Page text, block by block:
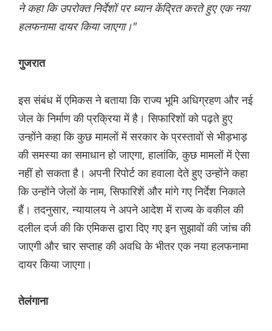
ने कहा कि उपरोक्त निर्देशों पर ध्यान केंद्रित करते हुए एक नया
हलफनामा दायर किया जाएगा।"
गुजरात
इस संबंध में एमिकस ने बताया कि राज्य भूमि अधिग्रहण और नई
जेल के निर्माण की प्रक्रिया में है। सिफारिशों को पढ़ते हुए
उन्होंने कहा कि कुछ मामलों में सरकार के प्रस्तावों से भीड़भाड़
की समस्या का समाधान हो जाएगा, हालांकि, कुछ मामलों में ऐसा
नहीं हो सकता है। अपनी रिपोर्ट का हवाला देते हुए उन्होंने कहा
कि उन्होंने जेलों के नाम, सिफारिशें और मांगे गए निर्देश निकाले
हैं। तदनुसार, न्यायालय ने अपने आदेश में राज्य के वकील की
दलील दर्ज की कि एमिकस द्वारा दिए गए इन सुझावों की जांच की
जाएगी और चार सप्ताह की अवधि के भीतर एक नया हलफनामा
दायर किया जाएगा।
तेलंगाना